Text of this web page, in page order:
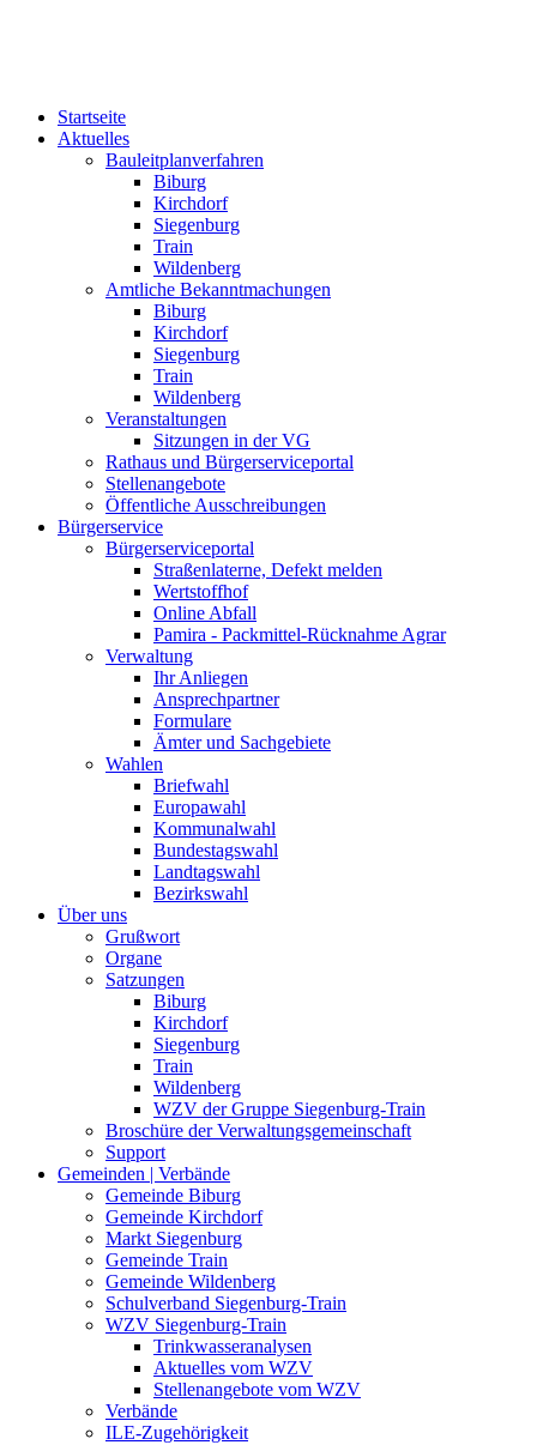
Startseite
Aktuelles
Bauleitplanverfahren
Biburg
Kirchdorf
Siegenburg
Train
Wildenberg
Amtliche Bekanntmachungen
Biburg
Kirchdorf
Siegenburg
Train
Wildenberg
Veranstaltungen
Sitzungen in der VG
Rathaus und Bürgerserviceportal
Stellenangebote
Öffentliche Ausschreibungen
Bürgerservice
Bürgerserviceportal
Straßenlaterne, Defekt melden
Wertstoffhof
Online Abfall
Pamira - Packmittel-Rücknahme Agrar
Verwaltung
Ihr Anliegen
Ansprechpartner
Formulare
Ämter und Sachgebiete
Wahlen
Briefwahl
Europawahl
Kommunalwahl
Bundestagswahl
Landtagswahl
Bezirkswahl
Über uns
Grußwort
Organe
Satzungen
Biburg
Kirchdorf
Siegenburg
Train
Wildenberg
WZV der Gruppe Siegenburg-Train
Broschüre der Verwaltungsgemeinschaft
Support
Gemeinden | Verbände
Gemeinde Biburg
Gemeinde Kirchdorf
Markt Siegenburg
Gemeinde Train
Gemeinde Wildenberg
Schulverband Siegenburg-Train
WZV Siegenburg-Train
Trinkwasseranalysen
Aktuelles vom WZV
Stellenangebote vom WZV
Verbände
ILE-Zugehörigkeit